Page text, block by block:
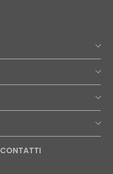
CONTATTI